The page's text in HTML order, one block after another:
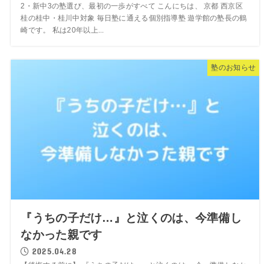
2・新中3の塾選び、最初の一歩がすべて こんにちは、 京都 西京区
桂の桂中・桂川中対象 毎日塾に通える個別指導塾 遊学館の塾長の鶴
崎です。 私は20年以上...
塾のお知らせ
『うちの子だけ…』と泣くのは、今準備し
なかった親です
2025.04.28